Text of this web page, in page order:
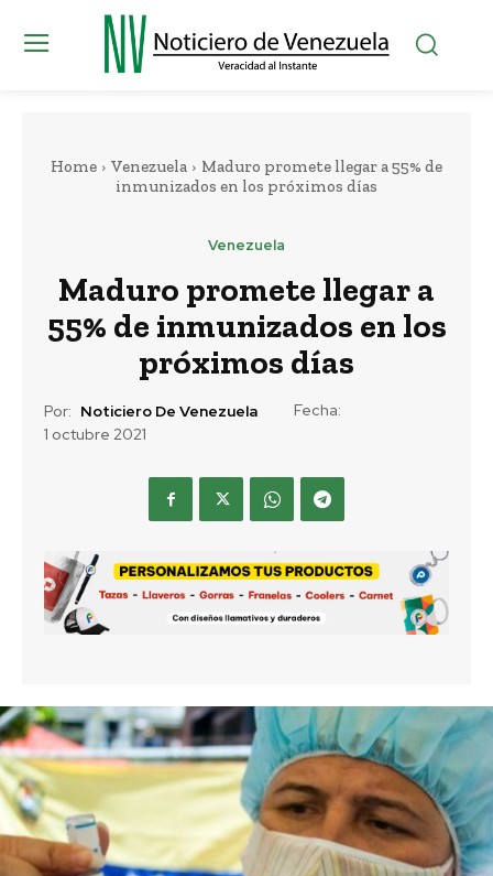
Home Venezuela
Maduro promete llegar a 55% de
inmunizados en los próximos días
Venezuela
Maduro promete llegar a
55% de inmunizados en los
próximos días
Por: Noticiero De Venezuela
Fecha:
1 octubre 2021